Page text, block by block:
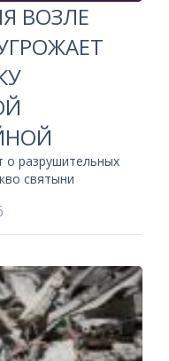
ВОЗЛЕ
о разрушительных
святыни